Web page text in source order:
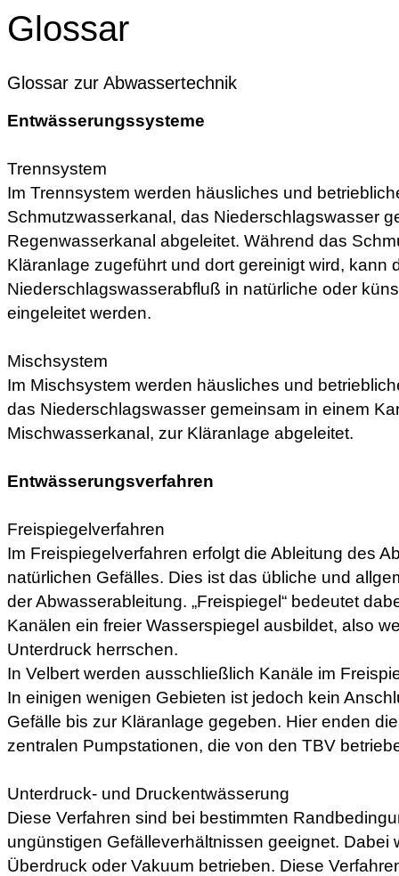
Glossar
Glossar zur Abwassertechnik
Entwässerungssysteme
Trennsystem
Im Trennsystem werden häusliches und
Schmutzwasserkanal, das Niederschlagswasser
Regenwasserkanal abgeleitet. Während das
Kläranlage zugeführt und dort gereinigt wird, kann
Niederschlagswasserabfluß in natürliche oder
eingeleitet werden.
Mischsystem
Im Mischsystem werden häusliches und
das Niederschlagswasser gemeinsam in einem
Mischwasserkanal, zur Kläranlage abgeleitet.
Entwässerungsverfahren
Freispiegelverfahren
Im Freispiegelverfahren erfolgt die Ableitung des
natürlichen Gefälles. Dies ist das übliche und
der Abwasserableitung. „Freispiegel“ bedeutet
Kanälen ein freier Wasserspiegel ausbildet, also
Unterdruck herrschen.
In Velbert werden ausschließlich Kanäle im
In einigen wenigen Gebieten ist jedoch kein
Gefälle bis zur Kläranlage gegeben. Hier enden
zentralen Pumpstationen, die von den TBV
Unterdruck- und Druckentwässerung
Diese Verfahren sind bei bestimmten
ungünstigen Gefälleverhältnissen geeignet. Dabei
Überdruck oder Vakuum betrieben. Diese